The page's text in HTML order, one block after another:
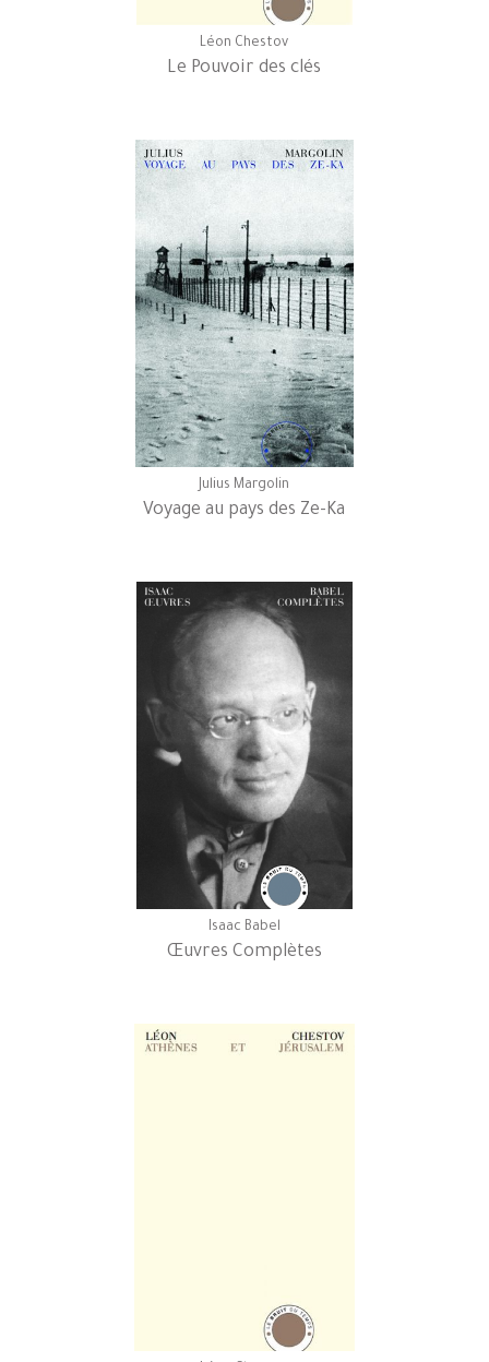
Léon Chestov
Le Pouvoir des clés
Julius Margolin
Voyage au pays des Ze-Ka
Isaac Babel
Œuvres Complètes